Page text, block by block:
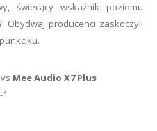
świecący wskaźnik poziomu
Obydwaj producenci zaskoczyli
Mee Audio X7 Plus
1